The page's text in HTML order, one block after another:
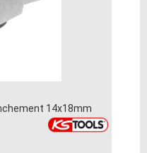
14x18mm